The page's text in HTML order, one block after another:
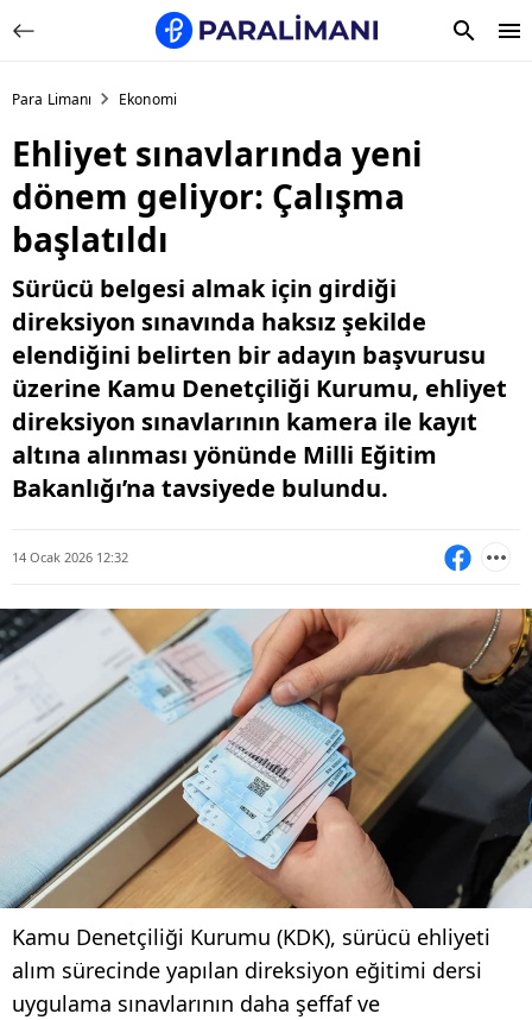
Para Limanı Ekonomi
Ehliyet sınavlarında yeni
dönem geliyor: Çalışma
başlatıldı
Sürücü belgesi almak için girdiği
direksiyon sınavında haksız şekilde
elendiğini belirten bir adayın başvurusu
üzerine Kamu Denetçiliği Kurumu, ehliyet
direksiyon sınavlarının kamera ile kayıt
altına alınması yönünde Milli Eğitim
Bakanlığı’na tavsiyede bulundu.
14 Ocak 2026 12:32
Kamu Denetçiliği Kurumu (KDK), sürücü ehliyeti
alım sürecinde yapılan direksiyon eğitimi dersi
uygulama sınavlarının daha şeffaf ve